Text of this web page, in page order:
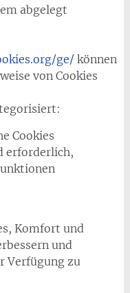
abgelegt
ge/können
von Cookies
Cookies
erforderlich,
Komfort und
und
Verfügung zu